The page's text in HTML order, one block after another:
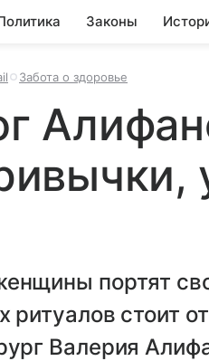
Законы
Забота о здоровье
портят
стоит
Валерия